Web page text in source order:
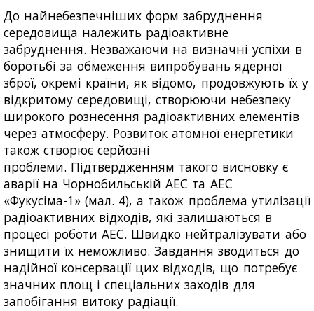
До найнебезпечніших форм забруднення
середовища належить радіоактивне
забруднення. Незважаючи на визначні успіхи в
боротьбі за обмеження випробувань ядерної
зброї, окремі країни, як відомо, продовжують їх у
відкритому середовищі, створюючи небезпеку
широкого рознесення радіоактивних елементів
через атмосферу. Розвиток атомної енергетики
також створює серйозні
проблеми. Підтвердженням такого висновку є
аварії на Чорнобильській АЕС та АЕС
«Фукусіма-1» (мал. 4), а також проблема утилізації
радіоактивних відходів, які залишаються в
процесі роботи АЕС. Швидко нейтралізувати або
знищити їх неможливо. Завдання зводиться до
надійної консервації цих відходів, що потребує
значних площ і спеціальних заходів для
запобігання витоку радіації.